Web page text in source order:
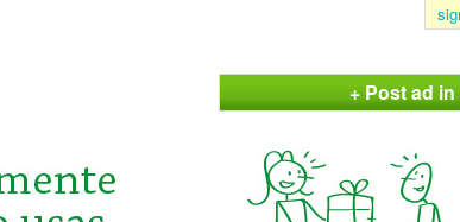
+ Post ad